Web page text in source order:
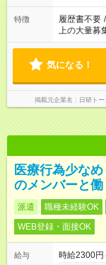
のお仕事の
ません
特徴 履歴書不要 /
上の大量募
気になる！
掲載元企業名 日研ト
医療行為少な
のメンバーと
派遣 職種未経験OK
WEB登録・面接OK
給与
時給2300